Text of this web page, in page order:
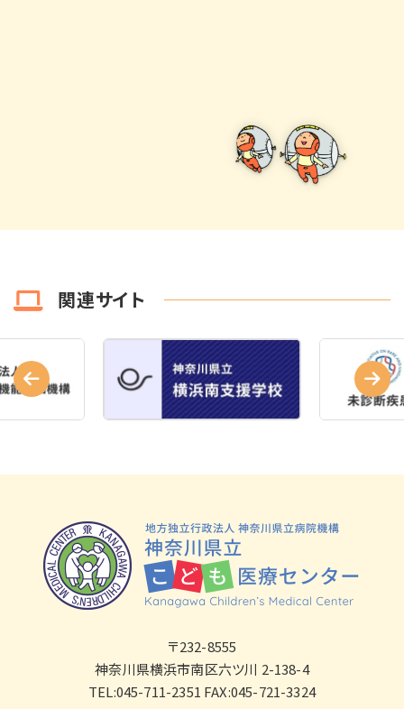
関連サイト
〒232-8555
神奈川県横浜市南区六ツ川 2-138-4
TEL:045-711-2351 FAX:045-721-3324